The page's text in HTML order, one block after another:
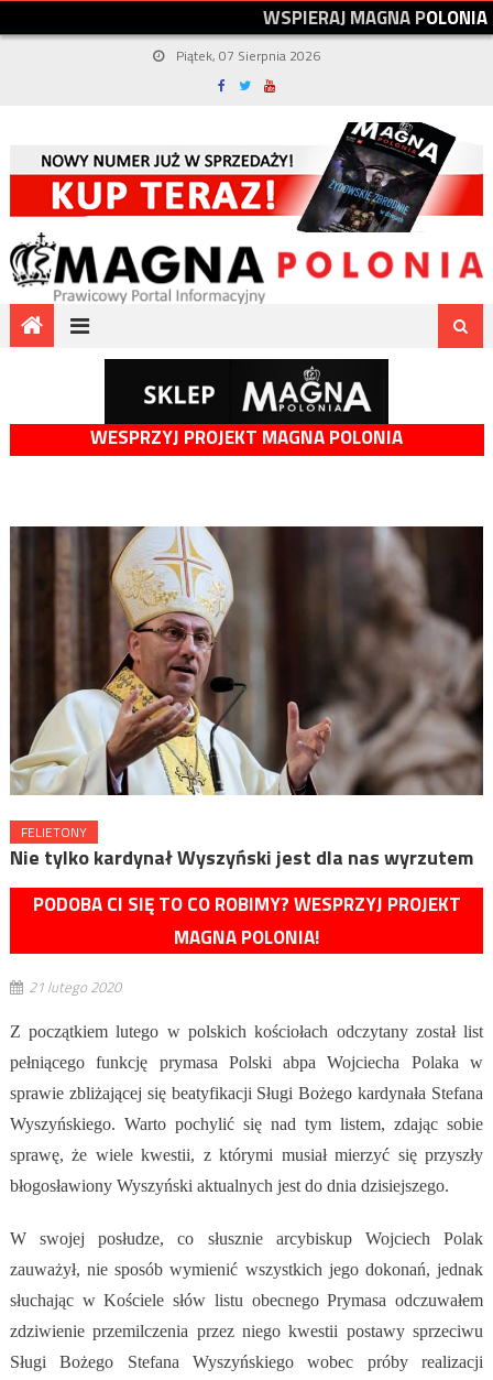
WSPIERAJMAGNAPOLONIA
Piątek, 07 Sierpnia 2026
WESPRZYJ PROJEKT MAGNA POLONIA
FELIETONY
Nie tylko kardynał Wyszyński jest dla nas wyrzutem
PODOBA CI SIĘ TO CO ROBIMY? WESPRZYJ PROJEKT
MAGNA POLONIA!
21 lutego 2020
Z początkiem lutego w polskich kościołach odczytany został list
pełniącego funkcję prymasa Polski abpa Wojciecha Polaka w
sprawie zbliżającej się beatyfikacji Sługi Bożego kardynała Stefana
Wyszyńskiego. Warto pochylić się nad tym listem, zdając sobie
sprawę, że wiele kwestii, z którymi musiał mierzyć się przyszły
błogosławiony Wyszyński aktualnych jest do dnia dzisiejszego.
W swojej posłudze, co słusznie arcybiskup Wojciech Polak
zauważył, nie sposób wymienić wszystkich jego dokonań, jednak
słuchając w Kościele słów listu obecnego Prymasa odczuwałem
zdziwienie przemilczenia przez niego kwestii postawy sprzeciwu
Sługi Bożego Stefana Wyszyńskiego wobec próby realizacji